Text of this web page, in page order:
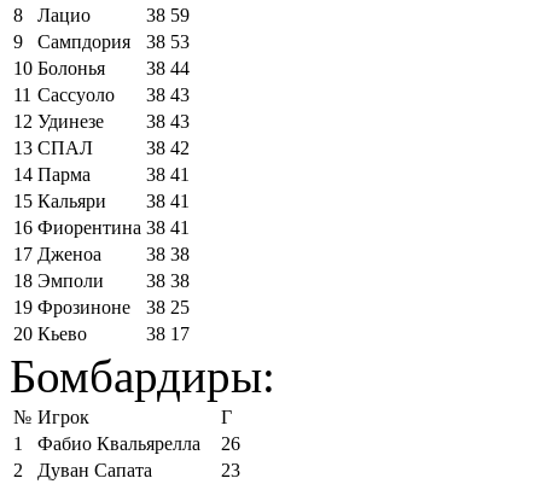
8
Лацио 38 59
9
Сампдория 38 53
10 Болонья 38 44
11 Сассуоло 38 43
12 Удинезе 38 43
13 СПАЛ 38 42
14 Парма 38 41
15 Кальяри 38 41
16 Фиорентина 38 41
17 Дженоа 38 38
18 Эмполи 38 38
19 Фрозиноне 38 25
20 Кьево 38 17
Бомбардиры:
№ Игрок
Г
1
Фабио Квальярелла
26
2
Дуван Сапата
23